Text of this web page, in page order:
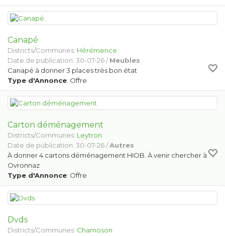
Canapé
Districts/Communes: Hérémence
Date de publication: 30-07-26 /Meubles
Canapé à donner 3 places très bon état
Type d'Annonce: Offre
Carton déménagement
Districts/Communes: Leytron
Date de publication: 30-07-26 /Autres
À donner 4 cartons déménagement HIOB. À venir chercher à
Ovronnaz
Type d'Annonce: Offre
Dvds
Districts/Communes: Chamoson